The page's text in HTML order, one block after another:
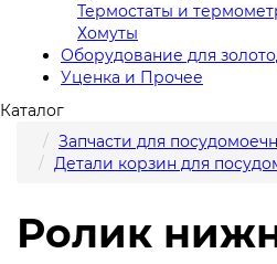
Термостаты и
Хомуты
Оборудование для
Уценка и Прочее
Каталог
Запчасти для
Детали корзин для
Ролик